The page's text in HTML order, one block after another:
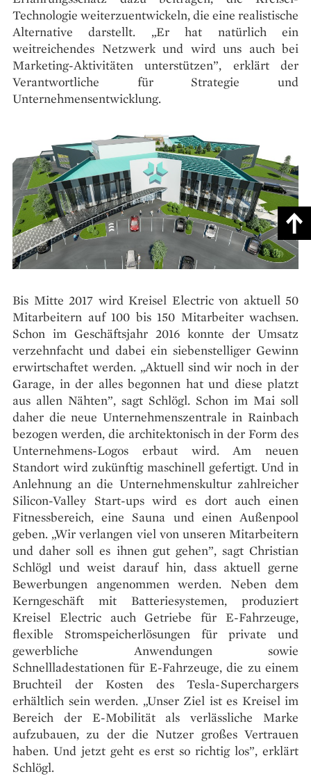
Technologie weiterzuentwickeln, die eine realistische
Alternative darstellt. „Er hat natürlich ein
weitreichendes Netzwerk und wird uns auch bei
Marketing-Aktivitäten unterstützen”, erklärt der
Verantwortliche für Strategie und
Unternehmensentwicklung.
Bis Mitte 2017 wird Kreisel Electric von aktuell 50
Mitarbeitern auf 100 bis 150 Mitarbeiter wachsen.
Schon im Geschäftsjahr 2016 konnte der Umsatz
verzehnfacht und dabei ein siebenstelliger Gewinn
erwirtschaftet werden. „Aktuell sind wir noch in der
Garage, in der alles begonnen hat und diese platzt
aus allen Nähten”, sagt Schlögl. Schon im Mai soll
daher die neue Unternehmenszentrale in Rainbach
bezogen werden, die architektonisch in der Form des
Unternehmens-Logos erbaut wird. Am neuen
Standort wird zukünftig maschinell gefertigt. Und in
Anlehnung an die Unternehmenskultur zahlreicher
Silicon-Valley Start-ups wird es dort auch einen
Fitnessbereich, eine Sauna und einen Außenpool
geben. „Wir verlangen viel von unseren Mitarbeitern
und daher soll es ihnen gut gehen”, sagt Christian
Schlögl und weist darauf hin, dass aktuell gerne
Bewerbungen angenommen werden. Neben dem
Kerngeschäft mit Batteriesystemen, produziert
Kreisel Electric auch Getriebe für E-Fahrzeuge,
flexible Stromspeicherlösungen für private und
gewerbliche Anwendungen sowie
Schnellladestationen für E-Fahrzeuge, die zu einem
Bruchteil der Kosten des Tesla-Superchargers
erhältlich sein werden. „Unser Ziel ist es Kreisel im
Bereich der E-Mobilität als verlässliche Marke
aufzubauen, zu der die Nutzer großes Vertrauen
haben. Und jetzt geht es erst so richtig los”, erklärt
Schlögl.